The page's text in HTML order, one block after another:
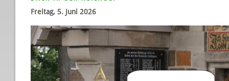
Freitag, 5. Juni 2026